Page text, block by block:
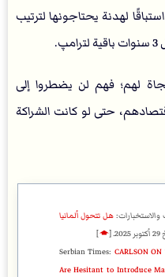
لهدنة يحتاجونها لترتيب
لهم؛ فهم لن يضطروا إلى
حتى لو كانت الشراكة
والاستخبارات:هل تتحول ألمانيا
[
🡁
]
Serbian Times: CARLSON
Are Hesitant to Introduce